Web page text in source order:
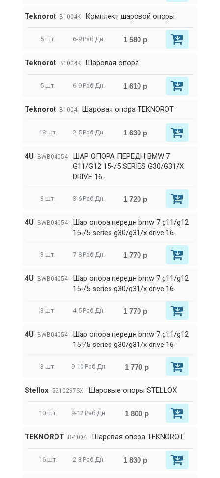
Teknorot B1004K Комплект шаровой опоры
5 шт. 6-9 Раб.Дн. 1 580 р
Teknorot B1004K Шаровая опора
5 шт. 6-9 Раб.Дн. 1 610 р
Teknorot B1004 Шаровая опора TEKNOROT
18 шт. 2-5 Раб.Дн. 1 630 р
4U BWB04054
ШАР ОПОРА ПЕРЕДН BMW 7
G11/G12 15-/5 SERIES G30/G31/X
DRIVE 16-
3 шт. 3-6 Раб.Дн. 1 720 р
4U BWB04054
Шар опора передн bmw 7 g11/g12
15-/5 series g30/g31/x drive 16-
3 шт. 7-8 Раб.Дн. 1 770 р
4U BWB04054
Шар опора передн bmw 7 g11/g12
15-/5 series g30/g31/x drive 16-
3 шт. 4-5 Раб.Дн. 1 770 р
4U BWB04054
Шар опора передн bmw 7 g11/g12
15-/5 series g30/g31/x drive 16-
3 шт. 9-10 Раб.Дн. 1 770 р
Stellox 5210297SX Шаровые опоры STELLOX
10 шт. 9-12 Раб.Дн. 1 800 р
TEKNOROT B-1004 Шаровая опора TEKNOROT
16 шт. 2-3 Раб.Дн. 1 830 р